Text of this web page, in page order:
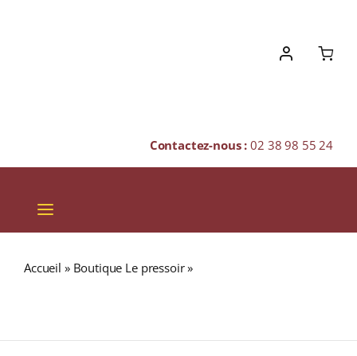
Contactez-nous :02 38 98 55 24
Toggle
Navigation
Accueil » Boutique Le pressoir»